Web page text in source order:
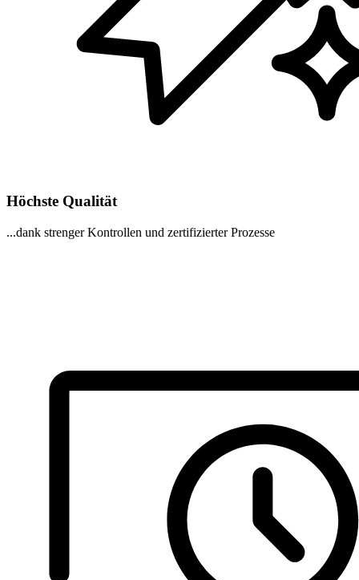
Höchste Qualität​​
...dank strenger Kontrollen und zertifizierter Prozesse